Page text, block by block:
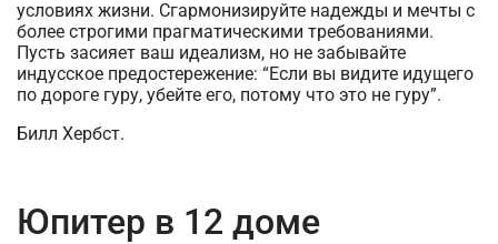
условиях жизни. Сгармонизируйте надежды и мечты с
более строгими прагматическими требованиями.
Пусть засияет ваш идеализм, но не забывайте
индусское предостережение: “Если вы видите идущего
по дороге гуру, убейте его, потому что это не гуру”.
Билл Хербст.
Юпитер в 12 доме